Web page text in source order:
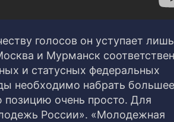
голосов он уступает лишь
и Мурманск
и статусных федеральных
необходимо набрать большее
очень просто. Для
России». «Молодежная